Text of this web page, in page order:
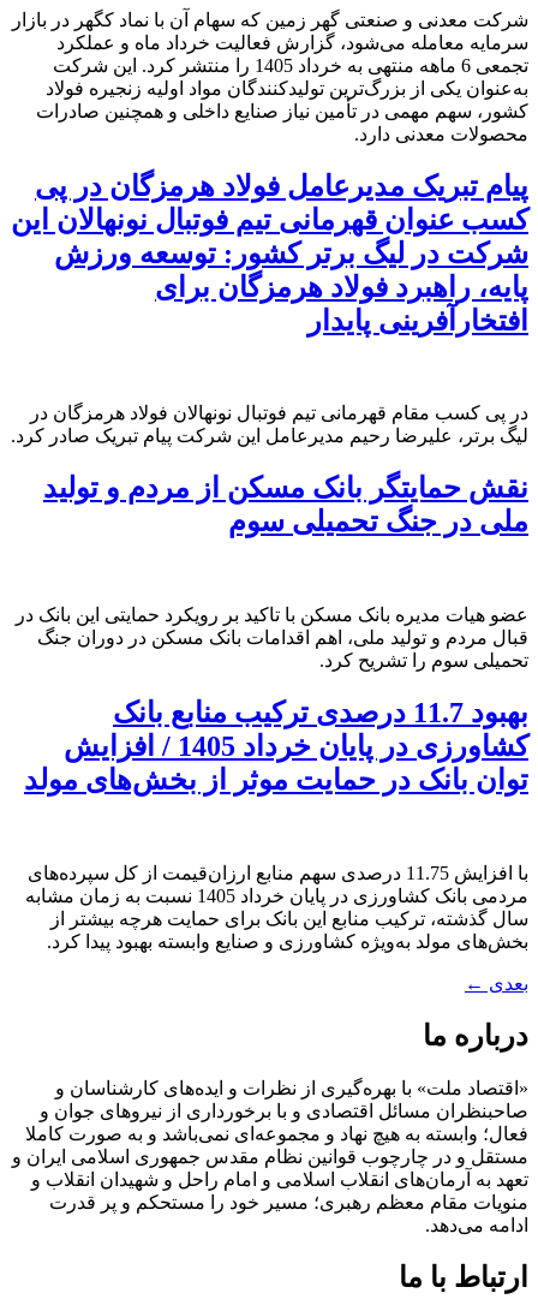
شرکت معدنی و صنعتی گهر زمین که سهام آن با نماد کگهر در بازار
سرمایه معامله می‌شود، گزارش فعالیت خرداد ‌ماه و عملکرد
تجمعی 6 ماهه منتهی به خرداد 1405 را منتشر کرد. این شرکت
به‌عنوان یکی از بزرگ‌ترین تولیدکنندگان مواد اولیه زنجیره فولاد
کشور، سهم مهمی در تأمین نیاز صنایع داخلی و همچنین صادرات
محصولات معدنی دارد.
پیام تبریک مدیرعامل فولاد هرمزگان در پی
کسب عنوان قهرمانی تیم فوتبال نونهالان این
شرکت در لیگ برتر کشور: توسعه ورزش
پایه، راهبرد فولاد هرمزگان برای
افتخارآفرینی پایدار
در پی کسب مقام قهرمانی تیم فوتبال نونهالان فولاد هرمزگان در
لیگ برتر، علیرضا رحیم مدیرعامل این شرکت پیام تبریک صادر کرد.
نقش حمایتگر بانک مسکن از مردم و تولید
ملی در جنگ تحمیلی سوم
عضو هیات مدیره بانک مسکن با تاکید بر رویکرد حمایتی این بانک در
قبال مردم و تولید ملی، اهم اقدامات بانک مسکن در دوران جنگ
تحمیلی سوم را تشریح کرد.
بهبود 11.7 درصدی ترکیب منابع بانک
کشاورزی در پایان خرداد 1405 / افزایش
توان بانک در حمایت موثر از بخش‌های مولد
با افزایش 11.75 درصدی سهم منابع ارزان‌قیمت از کل سپرده‌های
مردمی بانک کشاورزی در پایان خرداد 1405 نسبت به زمان مشابه
سال گذشته، ترکیب منابع این بانک برای حمایت هرچه بیشتر از
بخش‌های مولد به‌ویژه کشاورزی و صنایع وابسته بهبود پیدا کرد.
بعدی ←
درباره ما
«اقتصاد ملت» با بهره‌گیری از نظرات و ایده‌های کارشناسان و
صاحبنظران مسائل اقتصادی و با برخورداری از نیروهای جوان و
فعال؛ وابسته به هیچ نهاد و مجموعه‌ای نمی‌‌باشد و به صورت کاملا
مستقل و در چارچوب قوانین نظام مقدس جمهوری اسلامی ایران و
تعهد به آرمان‌های انقلاب اسلامی و امام راحل و شهیدان انقلاب و
منویات مقام معظم رهبری؛ مسیر خود را مستحکم و پر قدرت
ادامه می‌دهد.
ارتباط با ما